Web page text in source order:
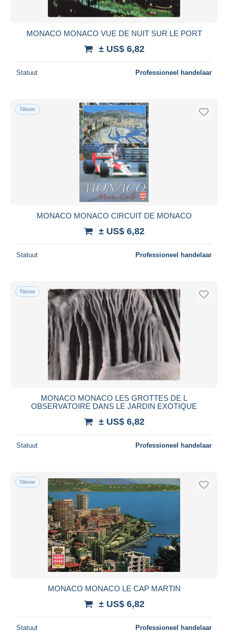
MONACO MONACO VUE DE NUIT SUR LE PORT
± US$ 6,82
Statuut Professioneel handelaar
Nieuw
MONACO MONACO CIRCUIT DE MONACO
± US$ 6,82
Statuut Professioneel handelaar
Nieuw
MONACO MONACO LES GROTTES DE L
OBSERVATOIRE DANS LE JARDIN EXOTIQUE
± US$ 6,82
Statuut Professioneel handelaar
Nieuw
MONACO MONACO LE CAP MARTIN
± US$ 6,82
Statuut Professioneel handelaar